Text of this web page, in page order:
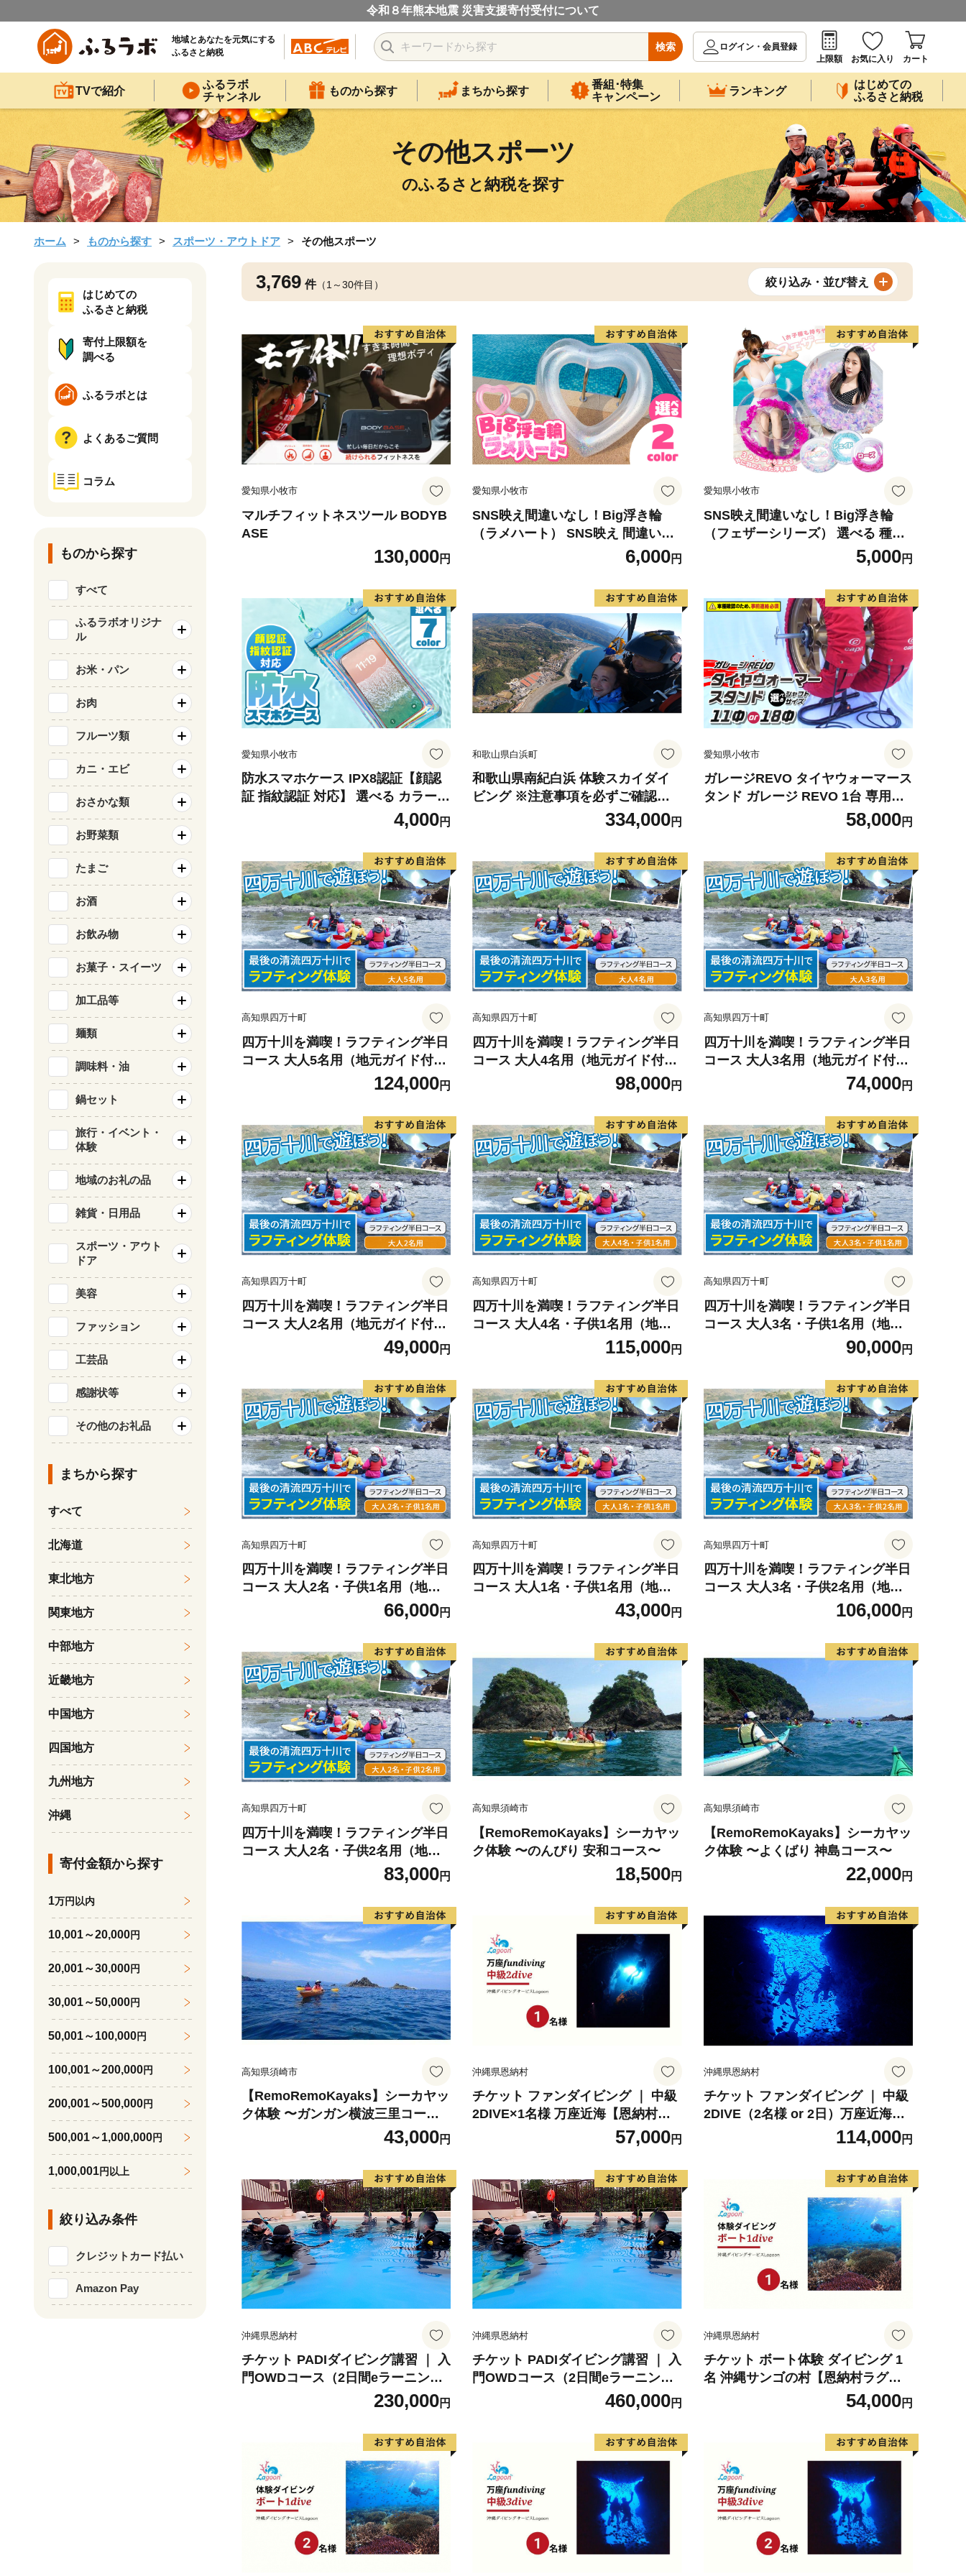
令和８年熊本地震 災害支援寄付受付について
地域とあなたを元気にする
ふるさと納税
検索
ログイン・会員登録
上限額
お気に入り カート
TVで紹介
ふるラボ
チャンネル
ものから探す まちから探す
番組･特集
キャンペーン
ランキング
はじめての
ふるさと納税
その他スポーツ
のふるさと納税を探す
ホーム ものから探す スポーツ・アウトドア その他スポーツ
3,769 件（1～30件目） 絞り込み・並び替え
愛知県小牧市
マルチフィットネスツール BODYB
ASE
130,000円
愛知県小牧市
SNS映え間違いなし！Big浮き輪
（ラメハート） SNS映え 間違いな
し Big浮き輪 選べる 種類 ハートク
リアラメ ハートクリアライトピン
クラメ 夏の必需品 浮き輪 海 プール
ハート型 かわいい 大きなサイズ オ
シャレ キュート ナイトプール ビー
チグッズ レジャー NOD 愛知県 小
牧市 送料無料
6,000円
愛知県小牧市
SNS映え間違いなし！Big浮き輪
（フェザーシリーズ） 選べる 種類
フェザーパステル フェザージェイ
輪 海 プール ハート型 かわいい 大
きなサイズ オシャレ キュート ナイ
トプール ビーチグッズ レジャー N
OD 愛知県 小牧市 送料無料
5,000円
愛知県小牧市
防水スマホケース IPX8認証【顔認
証 指紋認証 対応】 選べる カラー
スマホ用 防水ケース お風呂 海 プー
ル アウトドア ワンタッチ 開閉 ロッ
ク ストラップ付き iPhone Android
6.9インチまで 愛知県 小牧市 送料
無料
4,000円
和歌山県白浜町
和歌山県南紀白浜 体験スカイダイ
ビング ※注意事項を必ずご確認の
うえ、お申し込みください※334,000円
愛知県小牧市
ガレージREVO タイヤウォーマース
タンド ガレージ REVO 1台 専用シ
ャフト 1本 カラー ブラック 選べる
シャフトサイズ 堅牢 コンパクト 組
み立て 簡単 ホイール 保管 ディスプ
レイ 向山鉄工株式会社 愛知県 小牧
市 送料無料
58,000円
高知県四万十町
四万十川を満喫！ラフティング半日
コース 大人5名用（地元ガイド付
124,000円
高知県四万十町
四万十川を満喫！ラフティング半日
コース 大人4名用（地元ガイド付
98,000円
高知県四万十町
四万十川を満喫！ラフティング半日
コース 大人3名用（地元ガイド付
74,000円
高知県四万十町
四万十川を満喫！ラフティング半日
コース 大人2名用（地元ガイド付
49,000円
高知県四万十町
四万十川を満喫！ラフティング半日
コース 大人4名・子供1名用（地元
ガイド付き）／ Mkk-39115,000円
高知県四万十町
四万十川を満喫！ラフティング半日
コース 大人3名・子供1名用（地元
90,000円
高知県四万十町
四万十川を満喫！ラフティング半日
コース 大人2名・子供1名用（地元
66,000円
高知県四万十町
四万十川を満喫！ラフティング半日
コース 大人1名・子供1名用（地元
43,000円
高知県四万十町
四万十川を満喫！ラフティング半日
コース 大人3名・子供2名用（地元
ガイド付き）／ Mkk-43106,000円
高知県四万十町
四万十川を満喫！ラフティング半日
コース 大人2名・子供2名用（地元
83,000円
高知県須崎市
【RemoRemoKayaks】シーカヤッ
ク体験 〜のんびり 安和コース〜
18,500円
高知県須崎市
【RemoRemoKayaks】シーカヤッ
ク体験 〜よくばり 神島コース〜
22,000円
高知県須崎市
【RemoRemoKayaks】シーカヤッ
ク体験 〜ガンガン横波三里コー
43,000円
沖縄県恩納村
チケット ファンダイビング ｜ 中級
2DIVE×1名様 万座近海【恩納村ラ
57,000円
沖縄県恩納村
チケット ファンダイビング ｜ 中級
2DIVE（2名様 or 2日）万座近海
114,000円
沖縄県恩納村
チケット PADIダイビング講習 ｜ 入
門OWDコース（2日間eラーニン
グ）1名【恩納村ラグーン】230,000円
沖縄県恩納村
チケット PADIダイビング講習 ｜ 入
門OWDコース（2日間eラーニン
グ）2名【恩納村ラグーン】460,000円
沖縄県恩納村
チケット ボート体験 ダイビング 1
名 沖縄サンゴの村【恩納村ラグー
54,000円
はじめての
ふるさと納税
寄付上限額を
調べる
ふるラボとは
よくあるご質問
コラム
ものから探す
すべて
ふるラボオリジナ
ル
お米・パン
お肉
フルーツ類
カニ・エビ
おさかな類
お野菜類
たまご
お酒
お飲み物
お菓子・スイーツ
加工品等
麺類
調味料・油
鍋セット
旅行・イベント・
体験
地域のお礼の品
雑貨・日用品
スポーツ・アウト
ドア
美容
ファッション
工芸品
感謝状等
その他のお礼品
まちから探す
すべて
北海道
東北地方
関東地方
中部地方
近畿地方
中国地方
四国地方
九州地方
沖縄
寄付金額から探す
1万円以内
10,001～20,000円
20,001～30,000円
30,001～50,000円
50,001～100,000円
100,001～200,000円
200,001～500,000円
500,001～1,000,000円
1,000,001円以上
絞り込み条件
クレジットカード払い
Amazon Pay